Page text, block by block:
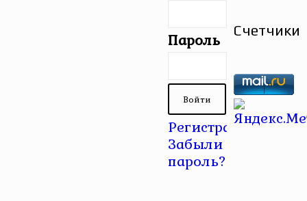
Пароль
Регистрация |
Забыли
пароль?
Счетчики